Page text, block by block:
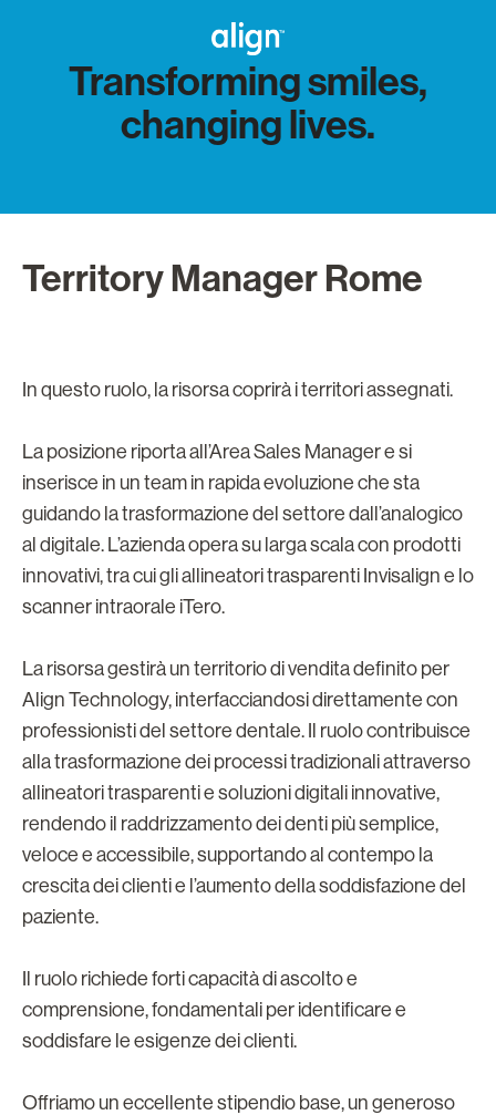
Transforming smiles,
changing lives.
Territory Manager Rome
In questo ruolo, la risorsa coprirà i territori assegnati.
La posizione riporta all’Area Sales Manager e si
inserisce in un team in rapida evoluzione che sta
guidando la trasformazione del settore dall’analogico
al digitale. L’azienda opera su larga scala con prodotti
innovativi, tra cui gli allineatori trasparenti Invisalign e lo
scanner intraorale iTero.
La risorsa gestirà un territorio di vendita definito per
Align Technology, interfacciandosi direttamente con
professionisti del settore dentale. Il ruolo contribuisce
alla trasformazione dei processi tradizionali attraverso
allineatori trasparenti e soluzioni digitali innovative,
rendendo il raddrizzamento dei denti più semplice,
veloce e accessibile, supportando al contempo la
crescita dei clienti e l’aumento della soddisfazione del
paziente.
Il ruolo richiede forti capacità di ascolto e
comprensione, fondamentali per identificare e
soddisfare le esigenze dei clienti.
Offriamo un eccellente stipendio base, un generoso